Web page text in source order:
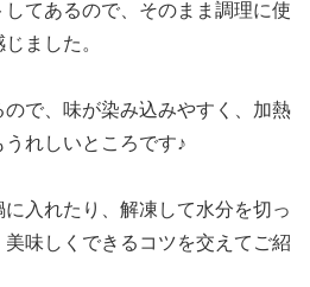
てあるので、そのまま調理に使
ました。
で、味が染み込みやすく、加熱
れしいところです♪
入れたり、解凍して水分を切っ
味しくできるコツを交えてご紹